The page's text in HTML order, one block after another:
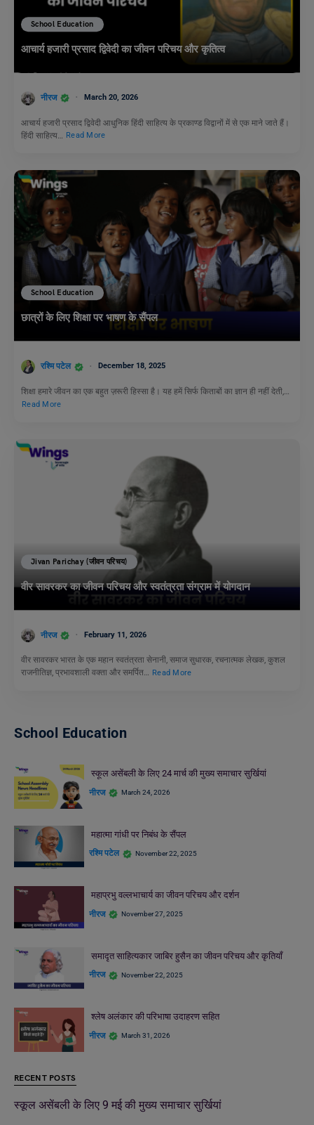
School Education
आचार्य हजारी प्रसाद द्विवेदी का जीवन परिचय और कृतित्व
नीरज March 20, 2026
आचार्य हजारी प्रसाद द्विवेदी आधुनिक हिंदी साहित्य के प्रकाण्ड विद्वानों में से एक माने जाते हैं।
हिंदी साहित्य…
Read More
School Education
छात्रों के लिए शिक्षा पर भाषण के सैंपल
रश्मि पटेल December 18, 2025
शिक्षा हमारे जीवन का एक बहुत ज़रूरी हिस्सा है। यह हमें सिर्फ किताबों का ज्ञान ही नहीं देती,…
Read More
Jivan Parichay (जीवन परिचय)
वीर सावरकर का जीवन परिचय और स्वतंत्रता संग्राम में योगदान
नीरज February 11, 2026
वीर सावरकर भारत के एक महान स्वतंत्रता सेनानी, समाज सुधारक, रचनात्मक लेखक, कुशल
राजनीतिज्ञ, प्रभावशाली वक्ता और समर्पित… Read More
School Education
स्कूल असेंबली के लिए 24 मार्च की मुख्य समाचार सुर्खियां
नीरज March 24, 2026
महात्मा गांधी पर निबंध के सैंपल
रश्मि पटेल November 22, 2025
महाप्रभु वल्लभाचार्य का जीवन परिचय और दर्शन
नीरज November 27, 2025
समादृत साहित्यकार जाबिर हुसैन का जीवन परिचय और कृतियाँ
नीरज November 22, 2025
श्लेष अलंकार की परिभाषा उदाहरण सहित
नीरज March 31, 2026
RECENT POSTS
स्कूल असेंबली के लिए 9 मई की मुख्य समाचार सुर्खियां